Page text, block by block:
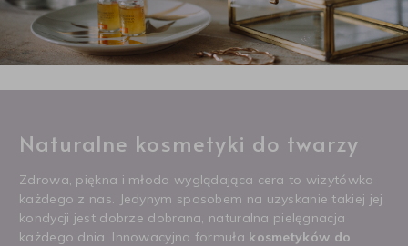
Naturalne kosmetyki do twarzy
Zdrowa, piękna i młodo wyglądająca cera to wizytówka
każdego z nas. Jedynym sposobem na uzyskanie takiej jej
kondycji jest dobrze dobrana, naturalna pielęgnacja
każdego dnia. Innowacyjna formuła kosmetyków do